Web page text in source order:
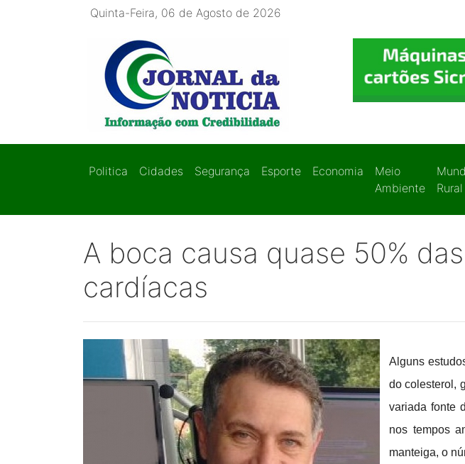
Quinta-Feira, 06 de Agosto de 2026
Politica Cidades Segurança Esporte Economia
Meio
Ambiente
Rural
A boca causa quase 50%
cardíacas
Alguns
do colesterol,
variada fonte
nos tempos
manteiga, o